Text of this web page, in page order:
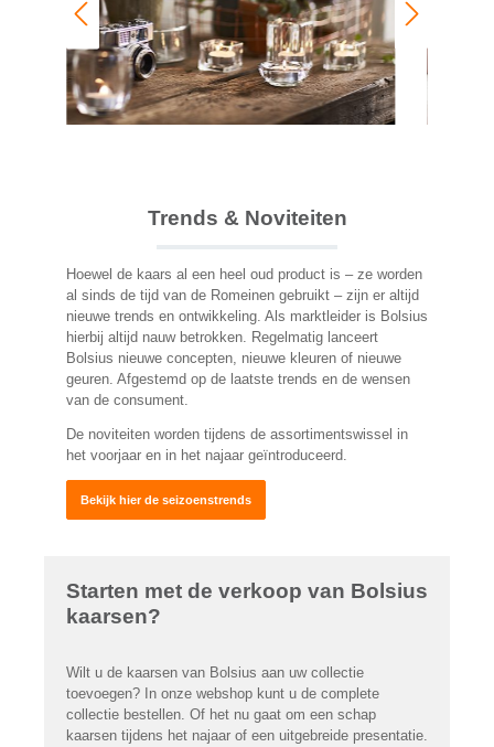
Trends & Noviteiten
Hoewel de kaars al een heel oud product is – ze worden
al sinds de tijd van de Romeinen gebruikt – zijn er altijd
nieuwe trends en ontwikkeling. Als marktleider is Bolsius
hierbij altijd nauw betrokken. Regelmatig lanceert
Bolsius nieuwe concepten, nieuwe kleuren of nieuwe
geuren. Afgestemd op de laatste trends en de wensen
van de consument.
De noviteiten worden tijdens de assortimentswissel in
het voorjaar en in het najaar geïntroduceerd.
Bekijk hier de seizoenstrends
Starten met de verkoop van Bolsius
kaarsen?
Wilt u de kaarsen van Bolsius aan uw collectie
toevoegen? In onze webshop kunt u de complete
collectie bestellen. Of het nu gaat om een schap
kaarsen tijdens het najaar of een uitgebreide presentatie.